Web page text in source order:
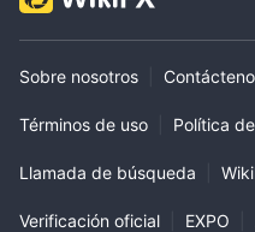
Sobre nosotros
Términos de uso Política
Llamada de búsqueda
Verificación oficial EXPO